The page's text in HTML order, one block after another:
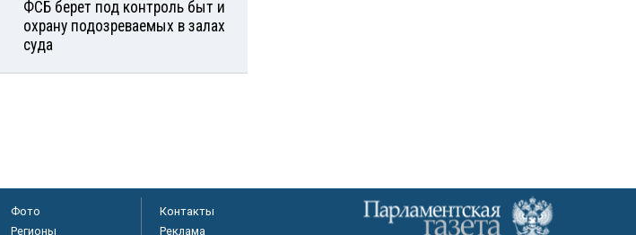
ФСБ берет под контроль быт и
охрану подозреваемых в залах
суда
Фото
Регионы
Контакты
Реклама